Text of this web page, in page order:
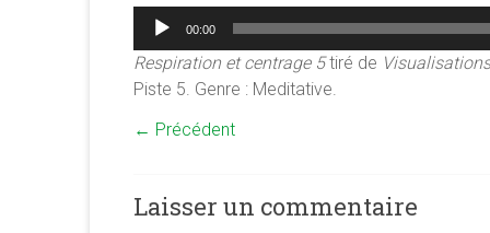
Lecteur
audio
00:00
Respiration et centrage 5tiré de
Piste 5. Genre : Meditative.
← Précédent
Laisser un commentaire